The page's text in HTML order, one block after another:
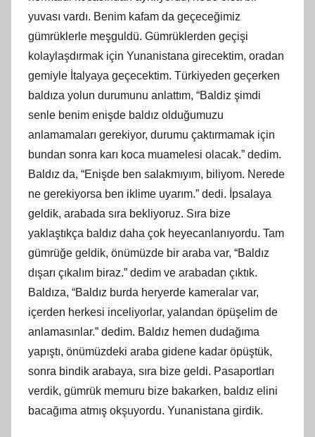
yuvası vardı. Benim kafam da geçeceğimiz
gümrüklerle meşguldü. Gümrüklerden geçişi
kolaylaşdırmak için Yunanistana girecektim, oradan
gemiyle İtalyaya geçecektim. Türkiyeden geçerken
baldıza yolun durumunu anlattım, “Baldiz şimdi
senle benim enişde baldız olduğumuzu
anlamamaları gerekiyor, durumu çaktırmamak için
bundan sonra karı koca muamelesi olacak.” dedim.
Baldız da, “Enişde ben salakmıyım, biliyom. Nerede
ne gerekiyorsa ben iklime uyarım.” dedi. İpsalaya
geldik, arabada sıra bekliyoruz. Sıra bize
yaklaştıkça baldız daha çok heyecanlanıyordu. Tam
gümrüğe geldik, önümüzde bir araba var, “Baldız
dışarı çıkalım biraz.” dedim ve arabadan çıktık.
Baldıza, “Baldız burda heryerde kameralar var,
içerden herkesi inceliyorlar, yalandan öpüşelim de
anlamasınlar.” dedim. Baldız hemen dudağıma
yapıştı, önümüzdeki araba gidene kadar öpüştük,
sonra bindik arabaya, sıra bize geldi. Pasaportları
verdik, gümrük memuru bize bakarken, baldız elini
bacağıma atmış okşuyordu. Yunanistana girdik.